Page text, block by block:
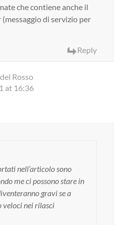
che contiene anche il
di servizio per
Reply
Rosso
at 16:36
nell’articolo sono
me ci possono stare in
gravi se a
veloci nei rilasci